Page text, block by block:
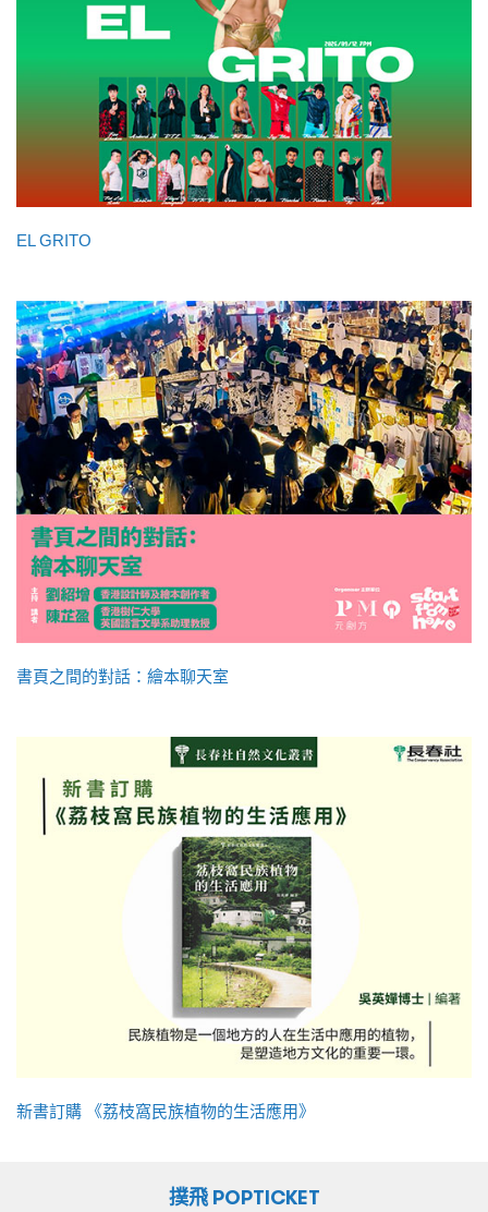
EL GRITO
書頁之間的對話：繪本聊天室
新書訂購 《荔枝窩民族植物的生活應用》
撲飛 POPTICKET